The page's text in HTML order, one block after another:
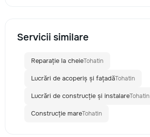
Servicii similare
Reparație la cheieTohatin
Lucrări de acoperiș și fațadăTohatin
Lucrări de construcție și instalareTohatin
Construcție mareTohatin